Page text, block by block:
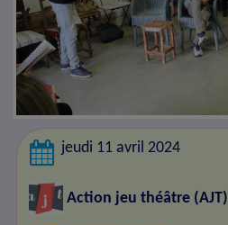
jeudi 11 avril 2024
Action jeu théâtre (AJT)